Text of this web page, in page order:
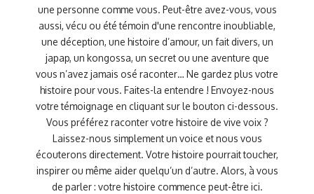
une personne comme vous. Peut-être avez-vous, vous
aussi, vécu ou été témoin d'une rencontre inoubliable,
une déception, une histoire d’amour, un fait divers, un
japap, un kongossa, un secret ou une aventure que
vous n’avez jamais osé raconter… Ne gardez plus votre
histoire pour vous. Faites-la entendre ! Envoyez-nous
votre témoignage en cliquant sur le bouton ci-dessous.
Vous préférez raconter votre histoire de vive voix ?
Laissez-nous simplement un voice et nous vous
écouterons directement. Votre histoire pourrait toucher,
inspirer ou même aider quelqu’un d’autre. Alors, à vous
de parler : votre histoire commence peut-être ici.